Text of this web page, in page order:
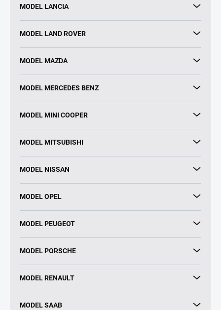
MODEL LANCIA
MODEL LAND ROVER
MODEL MAZDA
MODEL MERCEDES BENZ
MODEL MINI COOPER
MODEL MITSUBISHI
MODEL NISSAN
MODEL OPEL
MODEL PEUGEOT
MODEL PORSCHE
MODEL RENAULT
MODEL SAAB